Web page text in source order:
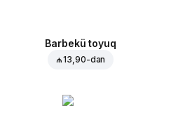
Barbekü toyuq
₼ 13,90-dan